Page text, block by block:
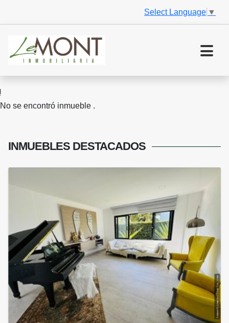
Select Language ▼
No se encontró inmueble .
INMUEBLES DESTACADOS